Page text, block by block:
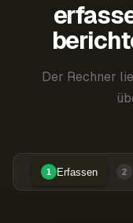
Der Rechner
1 Erfassen 2